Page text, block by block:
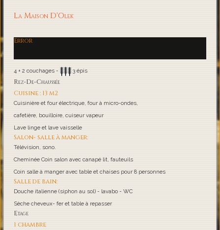
La Maison D'Olek
Error
4 + 2 couchages - 3 épis
Rez-De-Chaussée
Cuisine : 13 m2
Cuisinière et four électrique, four à micro-ondes,
cafetière, bouilloire, cuiseur vapeur
Lave linge et lave vaisselle
Salon- salle à manger:
Télévision, sono.
Cheminée Coin salon avec canapé lit, fauteuils
Coin salle à manger avec table et chaises pour 8 personnes
Salle de bain:
Douche italienne (siphon au sol) - lavabo - WC
Sèche cheveux- fer et table à repasser
Etage
1 chambre